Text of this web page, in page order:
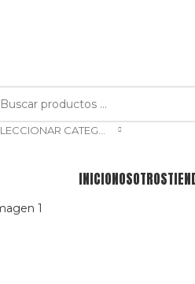
INICIONOSOTROS